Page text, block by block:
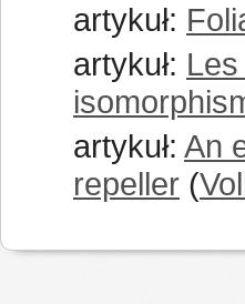
artykuł:
artykuł:
artykuł: An
repeller (